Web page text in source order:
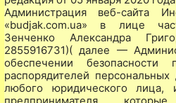
Администрация веб-сайта
«budjak.com.ua» в лице
Зенченко Александра
2855916731)( далее —
обеспечении
распорядителей
любого юридического лица,